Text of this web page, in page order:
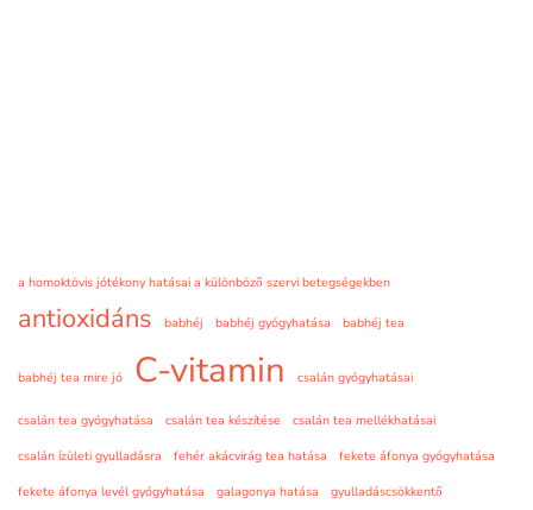
a homoktövis jótékony hatásai a különböző szervi betegségekben
antioxidáns babhéj babhéj gyógyhatása babhéj tea
babhéj tea mire jó C-vitamin csalán gyógyhatásai
csalán tea gyógyhatása csalán tea készítése
csalán tea mellékhatásai
csalán ízületi gyulladásra
fehér akácvirág tea hatása
fekete áfonya gyógyhatása
fekete áfonya levél gyógyhatása
galagonya hatása
gyulladáscsökkentő